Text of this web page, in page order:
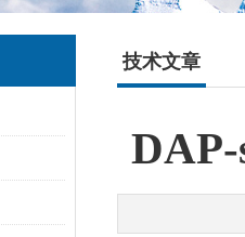
技术文章